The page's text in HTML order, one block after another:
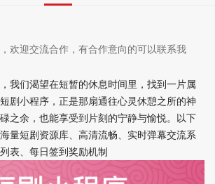
欢迎交流合作，有合作意向的可以联系我
我们渴望在短暂的休息时间里，找到一片属
剧小程序，正是那扇通往心灵休憩之所的神
之余，也能享受到片刻的宁静与愉悦。以下
海量短剧资源库、 高清流畅、 实时弹幕交流系
表、 每日签到奖励机制